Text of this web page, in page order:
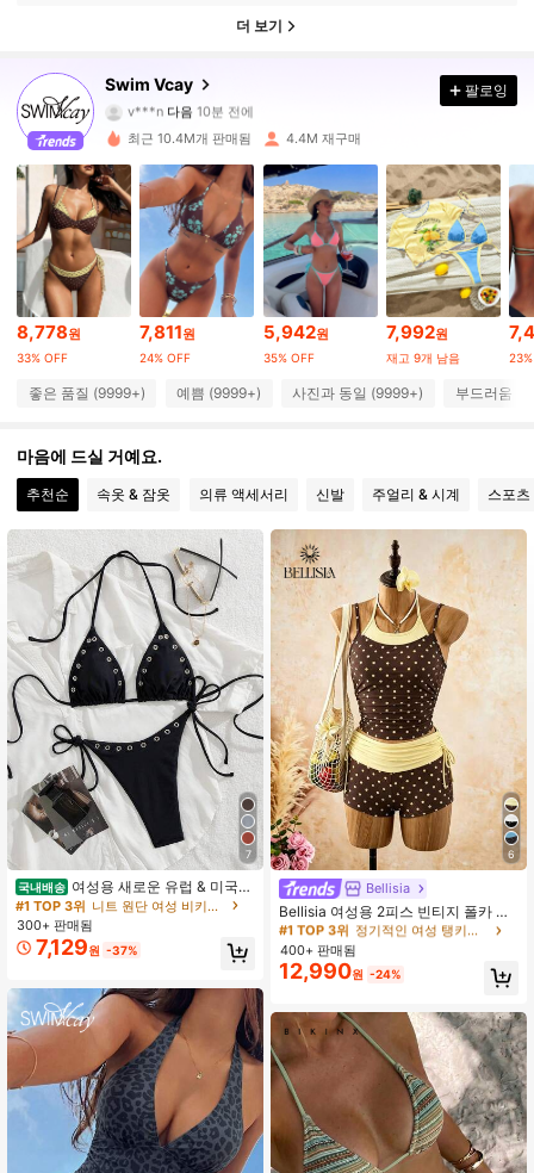
더 보기
Swim Vcay
v***n다음 10분 전에
l***p가 탐색 중입니다
4.90
4.90 599K 팔로워
4.90 599K 팔로워
4.90 599K 팔로워
4.90 599K 팔로워
4.90 599K 팔로워
4.90 599K 팔로워
599K 팔로워
4.90 599K 팔로워
팔로잉
최근 10.4M개 판매됨 4.4M 재구매
8,778원
33% OFF
7,811원
24% OFF
5,942원
35% OFF
7,992원
재고 9개 남음
좋은 품질 (9999+) 예쁨 (9999+) 사진과 동일 (9999+) 부드러움
마음에 드실 거예요.
추천순 속옷 & 잠옷 의류 액세서리 신발 주얼리 & 시계 스포
7
국내배송 여성용 새로운 유럽 & 미국
스타일 비키니 세트 휴가 해변 블랙 여
름, 리조트 웨어
#1 TOP 3위
니트 원단 여성 비키니 세트
높은 재방문 고객
#1 TOP 3위
니트 원단 여성 비키니 세트
높은 재방문 고객
#1 TOP 3위
니트 원단 여성 비키니 세트
높은 재방문 고객
#1 TOP 3위
높은 재방문 고객
300+ 판매됨
7,129원 -37%
6
Bellisia
Bellisia 여성용 2피스 빈티지 폴카 도
트 프린트 스파게티 스트랩 탱크탑 및
드로스트링 숏츠 비키니 세트, 여름 해
변 휴가에 적합
#1 TOP 3위
정기적인 여성 탱키니스
거의 매진!
#1 TOP 3위
정기적인 여성 탱키니스
거의 매진!
#1 TOP 3위
정기적인 여성 탱키니스
거의 매진!
#1 TOP 3위
거의 매진!
400+ 판매됨
12,990원 -24%